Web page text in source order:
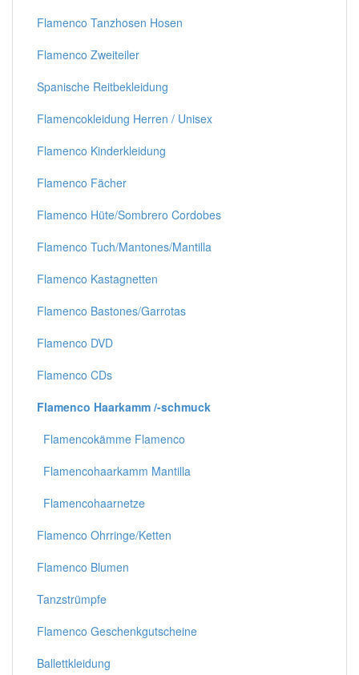
Flamenco Tanzhosen Hosen
Flamenco Zweiteiler
Spanische Reitbekleidung
Flamencokleidung Herren / Unisex
Flamenco Kinderkleidung
Flamenco Fächer
Flamenco Hüte/Sombrero Cordobes
Flamenco Tuch/Mantones/Mantilla
Flamenco Kastagnetten
Flamenco Bastones/Garrotas
Flamenco DVD
Flamenco CDs
Flamenco Haarkamm /-schmuck
Flamencokämme Flamenco
Flamencohaarkamm Mantilla
Flamencohaarnetze
Flamenco Ohrringe/Ketten
Flamenco Blumen
Tanzstrümpfe
Flamenco Geschenkgutscheine
Ballettkleidung